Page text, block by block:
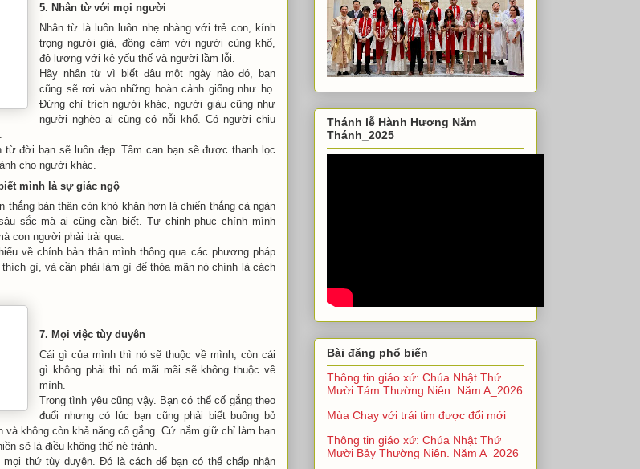
5. Nhân từ với mọi người
Nhân từ là luôn luôn nhẹ nhàng với trẻ con, kính
trọng người già, đồng cảm với người cùng khổ,
độ lượng với kẻ yếu thế và người lầm lỗi.
Hãy nhân từ vì biết đâu một ngày nào đó, bạn
cũng sẽ rơi vào những hoàn cảnh giống như họ.
Đừng chỉ trích người khác, người giàu cũng như
người nghèo ai cũng có nỗi khổ. Có người chịu
từ đời bạn sẽ luôn đẹp. Tâm can bạn sẽ được thanh lọc
cho người khác.
mình là sự giác ngộ
thắng bản thân còn khó khăn hơn là chiến thắng cả ngàn
sắc mà ai cũng cần biết. Tự chinh phục chính mình
con người phải trải qua.
về chính bản thân mình thông qua các phương pháp
gì, và cần phải làm gì để thỏa mãn nó chính là cách
7. Mọi việc tùy duyên
Cái gì của mình thì nó sẽ thuộc về mình, còn cái
gì không phải thì nó mãi mãi sẽ không thuộc về
mình.
Trong tình yêu cũng vậy. Bạn có thể cố gắng theo
đuổi nhưng có lúc bạn cũng phải biết buông bỏ
và không còn khả năng cố gắng. Cứ nắm giữ chỉ làm bạn
sẽ là điều không thể né tránh.
mọi thứ tùy duyên. Đó là cách để bạn có thể chấp nhận
Thánh lễ Hành Hương Năm
Thánh_2025
Bài đăng phổ biến
Thông tin giáo xứ: Chúa Nhật Thứ
Mười Tám Thường Niên. Năm A_2026
Mùa Chay với trái tim được đổi mới
Thông tin giáo xứ: Chúa Nhật Thứ
Mười Bảy Thường Niên. Năm A_2026